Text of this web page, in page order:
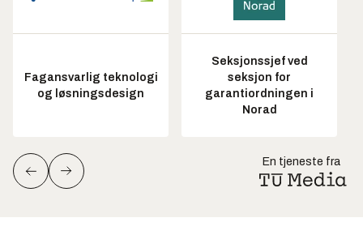
Fagansvarlig teknologi
og løsningsdesign
Seksjonssjef ved
seksjon for
garantiordningen i
Norad
En tjeneste fra